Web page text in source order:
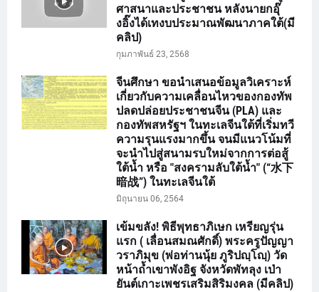
ศาสนาและประชาชน หลังนายกอุ๊
งอิ๊งได้เทงบประมาณพัฒนาภาคใต้(มี
คลิป)
กุมภาพันธ์ 23, 2568
จีนศึกษา ขอนำเสนอข้อมูลวิเคราะห์
เกี่ยวกับความเคลื่อนไหวของกองทัพ
ปลดปล่อยประชาชนจีน (PLA) และ
กองทัพสหรัฐฯ ในทะเลจีนใต้ที่เริ่มทวี
ความรุนแรงมากขึ้น จนมีแนวโน้มที่
จะนำไปสู่สนามรบใหม่จากการต่อสู้
ใต้น้ำ หรือ "สงครามลับใต้น้ำ" (“水下
暗战”) ในทะเลจีนใต้
มิถุนายน 06, 2564
เข้มขลัง! พิธีพุทธาภิเษก เหรียญรุ่น
แรก ( เลื่อนสมณศักดิ์) พระครูปัญญา
วราภิมุข (พ่อท่านนุ้ย ภูริปญฺโญฺ) วัด
หน้าถ้ำเขาพังอิฐ จังหวัดพัทลุง เป่า
ยันต์เกาะเพชรเสริมสิริมงคล (มีคลิป)